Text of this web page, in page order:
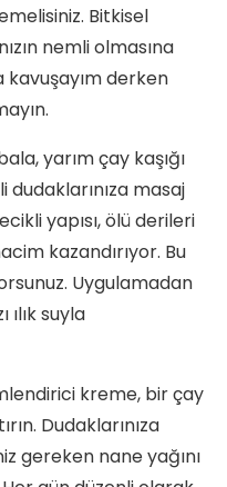
Bitkisel
nemli olmasına
derken
yarım çay kaşığı
dudaklarınıza masaj
yapısı, ölü derileri
kazandırıyor. Bu
Uygulamadan
ılık suyla
kreme, bir çay
Dudaklarınıza
gereken nane yağını